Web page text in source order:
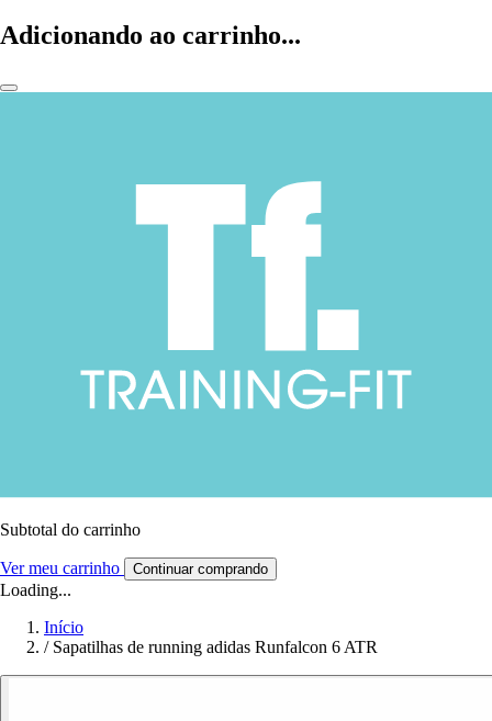
Adicionando ao carrinho...
Subtotal do carrinho
Ver meu carrinho Continuar comprando
Loading...
Início
/ Sapatilhas de running adidas Runfalcon 6 ATR